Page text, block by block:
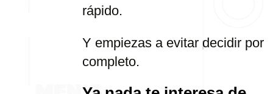
rápido.
Y empiezas a evitar decidir por
completo.